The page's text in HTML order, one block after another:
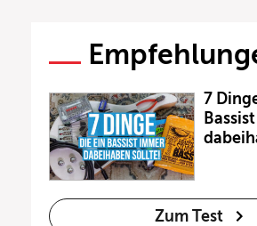
7
Zum Test